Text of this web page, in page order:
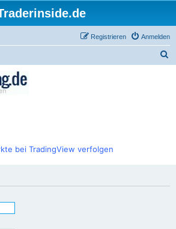
Anmelden
Registrieren
bei TradingView verfolgen